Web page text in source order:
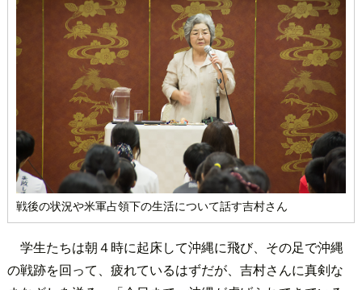
戦後の状況や米軍占領下の生活について話す吉村さん
学生たちは朝４時に起床して沖縄に飛び、その足で沖縄
の戦跡を回って、疲れているはずだが、吉村さんに真剣な